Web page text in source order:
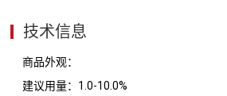
技术信息
商品外观：
建议用量：1.0-10.0%